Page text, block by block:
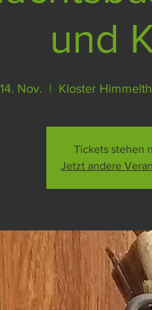
und
Nov.
  |
Kloster
Tickets stehen
Jetzt andere